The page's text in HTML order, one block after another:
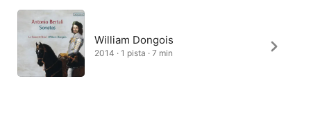
William Dongois
2014 · 1 pista · 7 min